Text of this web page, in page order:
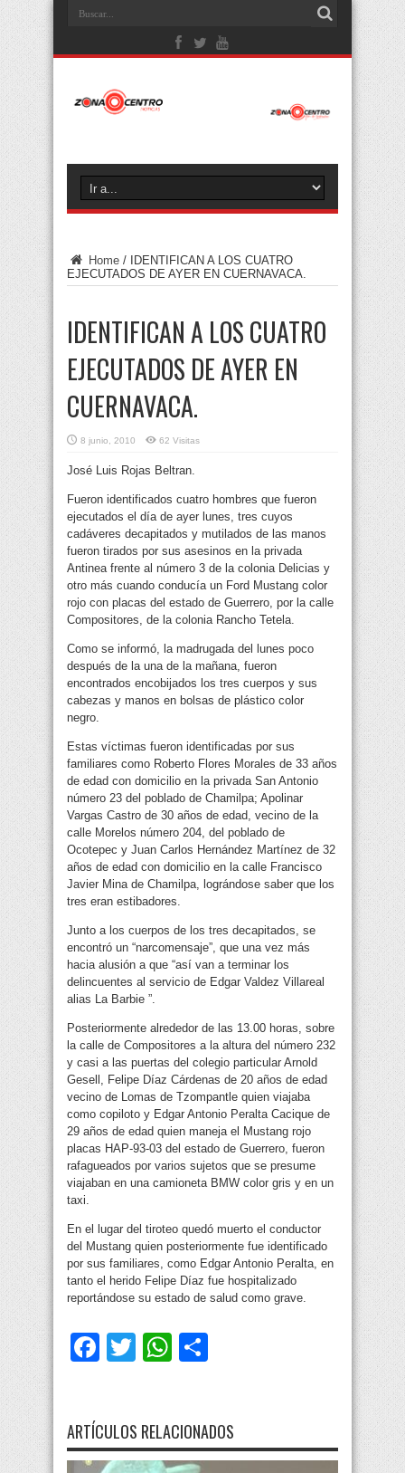
Home /
IDENTIFICAN A LOS CUATRO
EJECUTADOS DE AYER EN CUERNAVACA.
IDENTIFICAN A LOS CUATRO
EJECUTADOS DE AYER EN
CUERNAVACA.
8 junio, 2010 62 Visitas
José Luis Rojas Beltran.
Fueron identificados cuatro hombres que fueron
ejecutados el día de ayer lunes, tres cuyos
cadáveres decapitados y mutilados de las manos
fueron tirados por sus asesinos en la privada
Antinea frente al número 3 de la colonia Delicias y
otro más cuando conducía un Ford Mustang color
rojo con placas del estado de Guerrero, por la calle
Compositores, de la colonia Rancho Tetela.
Como se informó, la madrugada del lunes poco
después de la una de la mañana, fueron
encontrados encobijados los tres cuerpos y sus
cabezas y manos en bolsas de plástico color
negro.
Estas víctimas fueron identificadas por sus
familiares como Roberto Flores Morales de 33 años
de edad con domicilio en la privada San Antonio
número 23 del poblado de Chamilpa; Apolinar
Vargas Castro de 30 años de edad, vecino de la
calle Morelos número 204, del poblado de
Ocotepec y Juan Carlos Hernández Martínez de 32
años de edad con domicilio en la calle Francisco
Javier Mina de Chamilpa, lográndose saber que los
tres eran estibadores.
Junto a los cuerpos de los tres decapitados, se
encontró un “narcomensaje”, que una vez más
hacia alusión a que “así van a terminar los
delincuentes al servicio de Edgar Valdez Villareal
alias La Barbie ”.
Posteriormente alrededor de las 13.00 horas, sobre
la calle de Compositores a la altura del número 232
y casi a las puertas del colegio particular Arnold
Gesell, Felipe Díaz Cárdenas de 20 años de edad
vecino de Lomas de Tzompantle quien viajaba
como copiloto y Edgar Antonio Peralta Cacique de
29 años de edad quien maneja el Mustang rojo
placas HAP-93-03 del estado de Guerrero, fueron
rafagueados por varios sujetos que se presume
viajaban en una camioneta BMW color gris y en un
taxi.
En el lugar del tiroteo quedó muerto el conductor
del Mustang quien posteriormente fue identificado
por sus familiares, como Edgar Antonio Peralta, en
tanto el herido Felipe Díaz fue hospitalizado
reportándose su estado de salud como grave.
Facebook
TwitterWhatsApp
ARTÍCULOS RELACIONADOS